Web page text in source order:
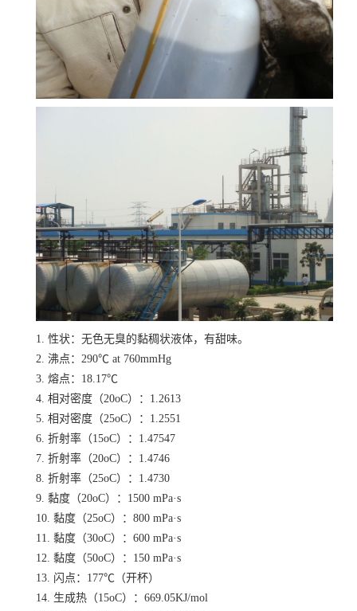
1. 性状：无色无臭的黏稠状液体，有甜味。
2. 沸点：290℃ at 760mmHg
3. 熔点：18.17℃
4. 相对密度（20oC）：1.2613
5. 相对密度（25oC）：1.2551
6. 折射率（15oC）：1.47547
7. 折射率（20oC）：1.4746
8. 折射率（25oC）：1.4730
9. 黏度（20oC）：1500 mPa·s
10. 黏度（25oC）：800 mPa·s
11. 黏度（30oC）：600 mPa·s
12. 黏度（50oC）：150 mPa·s
13. 闪点：177℃（开杯）
14. 生成热（15oC）：669.05KJ/mol